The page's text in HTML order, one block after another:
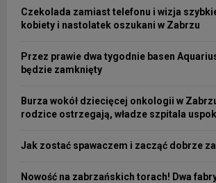
Czekolada zamiast telefonu i wizja
kobiety i nastolatek oszukani w Zabrzu
Przez prawie dwa tygodnie basen
będzie zamknięty
Burza wokół dziecięcej onkologii w
rodzice ostrzegają, władze szpitala
Jak zostać spawaczem i zacząć dobrze
Nowość na zabrzańskich torach! Dwa